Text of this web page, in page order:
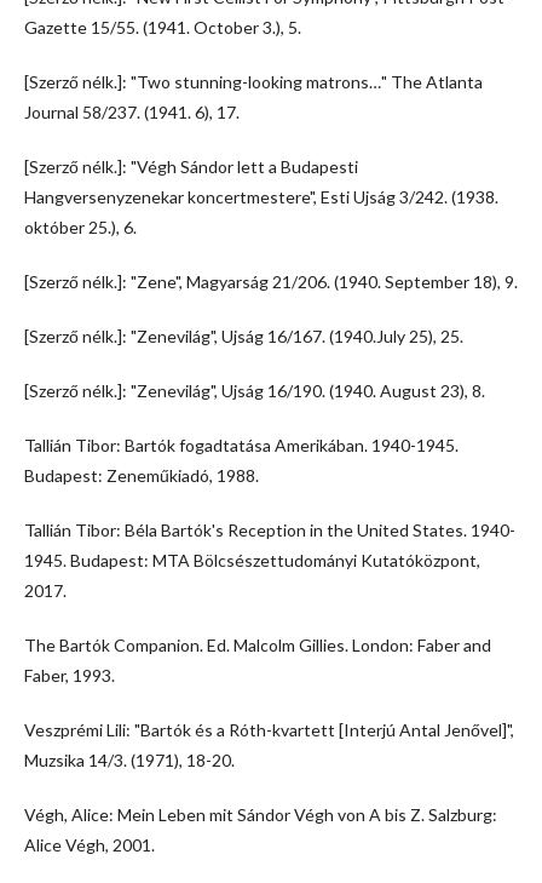
Gazette 15/55. (1941. October 3.), 5.
[Szerző nélk.]: "Two stunning-looking matrons…" The Atlanta
Journal 58/237. (1941. 6), 17.
[Szerző nélk.]: "Végh Sándor lett a Budapesti
Hangversenyzenekar koncertmestere", Esti Ujság 3/242. (1938.
október 25.), 6.
[Szerző nélk.]: "Zene", Magyarság 21/206. (1940. September 18), 9.
[Szerző nélk.]: "Zenevilág", Ujság 16/167. (1940.July 25), 25.
[Szerző nélk.]: "Zenevilág", Ujság 16/190. (1940. August 23), 8.
Tallián Tibor: Bartók fogadtatása Amerikában. 1940-1945.
Budapest: Zeneműkiadó, 1988.
Tallián Tibor: Béla Bartók's Reception in the United States. 1940-
1945. Budapest: MTA Bölcsészettudományi Kutatóközpont,
2017.
The Bartók Companion. Ed. Malcolm Gillies. London: Faber and
Faber, 1993.
Veszprémi Lili: "Bartók és a Róth-kvartett [Interjú Antal Jenővel]",
Muzsika 14/3. (1971), 18-20.
Végh, Alice: Mein Leben mit Sándor Végh von A bis Z. Salzburg:
Alice Végh, 2001.